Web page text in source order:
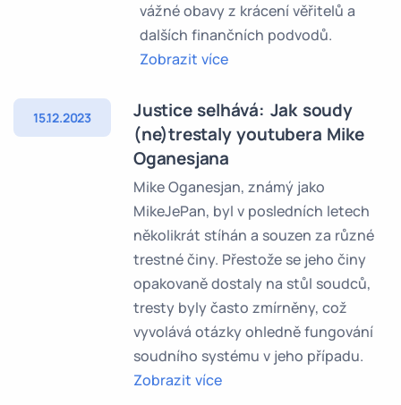
vážné obavy z krácení věřitelů a
dalších finančních podvodů.
Zobrazit více
15.12.2023
Justice selhává: Jak soudy
(ne)trestaly youtubera Mike
Oganesjana
Mike Oganesjan, známý jako
MikeJePan, byl v posledních letech
několikrát stíhán a souzen za různé
trestné činy. Přestože se jeho činy
opakovaně dostaly na stůl soudců,
tresty byly často zmírněny, což
vyvolává otázky ohledně fungování
soudního systému v jeho případu.
Zobrazit více